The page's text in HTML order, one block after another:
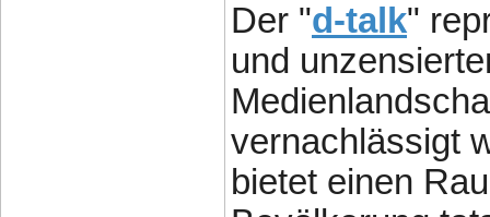
Der "d-talk"
und
vernachlässigt
bietet einen